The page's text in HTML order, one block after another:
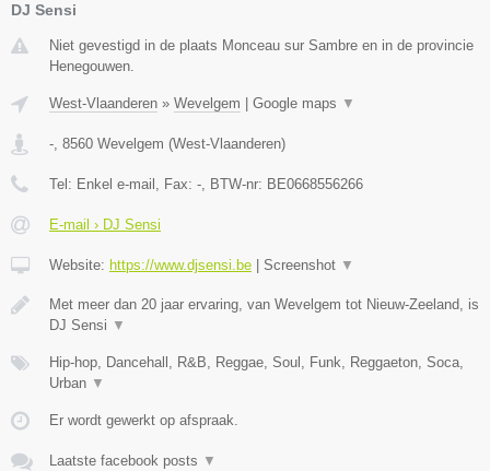
DJ Sensi
Niet gevestigd in de plaats Monceau sur Sambre en in de provincie
Henegouwen.
West-Vlaanderen » Wevelgem Google maps ▼
-, 8560 Wevelgem (West-Vlaanderen)
Tel: Enkel e-mail , Fax: -, BTW-nr: BE0668556266
E-mail › DJ Sensi
Website: https://www.djsensi.be Screenshot ▼
Met meer dan 20 jaar ervaring, van Wevelgem tot Nieuw-Zeeland, is
DJ Sensi ▼
Hip-hop, Dancehall, R&B, Reggae, Soul, Funk, Reggaeton, Soca,
Urban ▼
Er wordt gewerkt op afspraak.
Laatste facebook posts ▼